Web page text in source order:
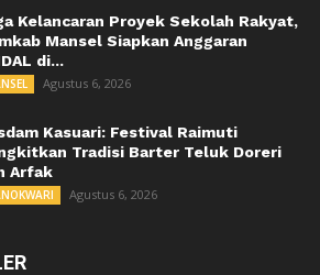
Kelancaran Proyek Sekolah Rakyat,
Mansel Siapkan Anggaran
di...
Agustus 6, 2026
Kasuari: Festival Raimuti
Tradisi Barter Teluk Doreri
Arfak
Agustus 6, 2026